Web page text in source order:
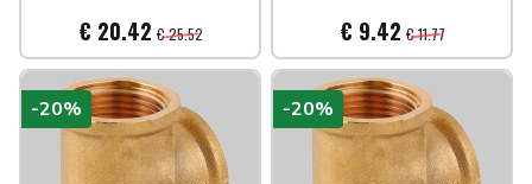
€ 20.42 € 25.52 € 9.42 € 11.77
-20% -20%